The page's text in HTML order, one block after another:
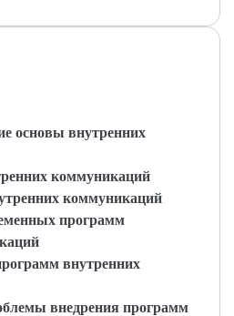
основы внутренних
коммуникаций
коммуникаций
программ
внутренних
внедрения программ